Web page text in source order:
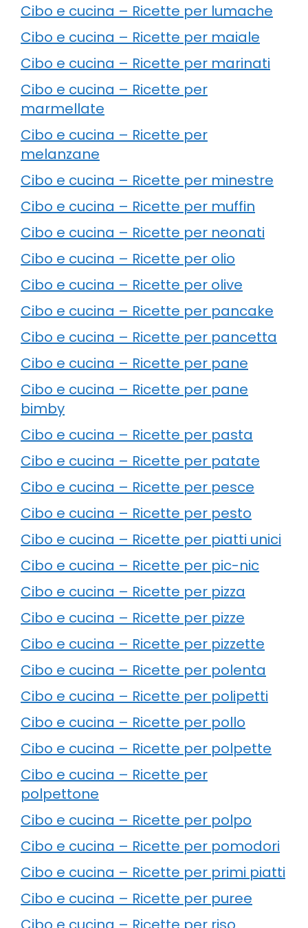
Cibo e cucina – Ricette per lumache
Cibo e cucina – Ricette per maiale
Cibo e cucina – Ricette per marinati
Cibo e cucina – Ricette per
marmellate
Cibo e cucina – Ricette per
melanzane
Cibo e cucina – Ricette per minestre
Cibo e cucina – Ricette per muffin
Cibo e cucina – Ricette per neonati
Cibo e cucina – Ricette per olio
Cibo e cucina – Ricette per olive
Cibo e cucina – Ricette per pancake
Cibo e cucina – Ricette per pancetta
Cibo e cucina – Ricette per pane
Cibo e cucina – Ricette per pane
bimby
Cibo e cucina – Ricette per pasta
Cibo e cucina – Ricette per patate
Cibo e cucina – Ricette per pesce
Cibo e cucina – Ricette per pesto
Cibo e cucina – Ricette per piatti unici
Cibo e cucina – Ricette per pic-nic
Cibo e cucina – Ricette per pizza
Cibo e cucina – Ricette per pizze
Cibo e cucina – Ricette per pizzette
Cibo e cucina – Ricette per polenta
Cibo e cucina – Ricette per polipetti
Cibo e cucina – Ricette per pollo
Cibo e cucina – Ricette per polpette
Cibo e cucina – Ricette per
polpettone
Cibo e cucina – Ricette per polpo
Cibo e cucina – Ricette per pomodori
Cibo e cucina – Ricette per primi piatti
Cibo e cucina – Ricette per puree